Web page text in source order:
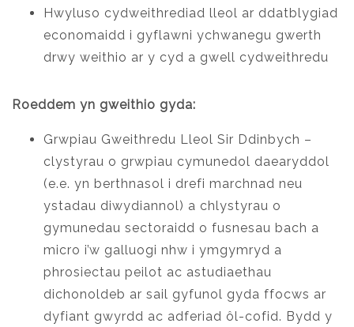
Hwyluso cydweithrediad lleol ar ddatblygiad
economaidd i gyflawni ychwanegu gwerth
drwy weithio ar y cyd a gwell cydweithredu
Roeddem yn gweithio gyda:
Grwpiau Gweithredu Lleol Sir Ddinbych –
clystyrau o grwpiau cymunedol daearyddol
(e.e. yn berthnasol i drefi marchnad neu
ystadau diwydiannol) a chlystyrau o
gymunedau sectoraidd o fusnesau bach a
micro i’w galluogi nhw i ymgymryd a
phrosiectau peilot ac astudiaethau
dichonoldeb ar sail gyfunol gyda ffocws ar
dyfiant gwyrdd ac adferiad ôl-cofid. Bydd y